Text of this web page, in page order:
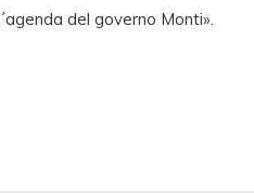
del governo Monti».